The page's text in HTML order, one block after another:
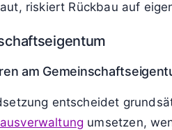
riskiert Rückbau auf
am
entscheidet
umsetzen,